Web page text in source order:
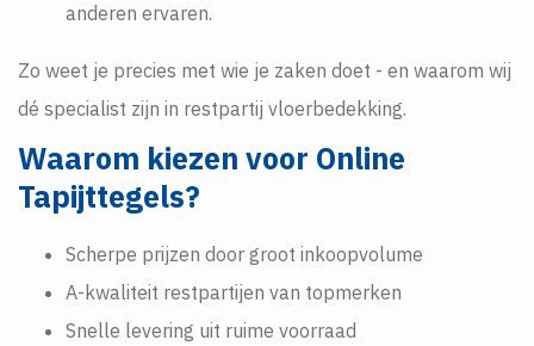
anderen ervaren.
Zo weet je precies met wie je zaken doet - en waarom wij
dé specialist zijn in restpartij vloerbedekking.
Waarom kiezen voor Online
Tapijttegels?
Scherpe prijzen door groot inkoopvolume
A-kwaliteit restpartijen van topmerken
Snelle levering uit ruime voorraad